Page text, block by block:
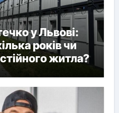
у Львові:
років чи
житла?